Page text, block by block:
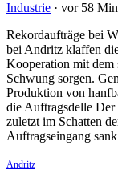
Industrie · vor 58
Rekordaufträge bei
bei Andritz klaffen
Kooperation mit dem
Schwung sorgen.
Produktion von
die Auftragsdelle
zuletzt im Schatten
Auftragseingang
Andritz